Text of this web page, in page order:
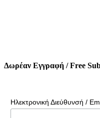
Δωρέαν Εγγραφή / Free
Ηλεκτρονική Διεύθυνσή /